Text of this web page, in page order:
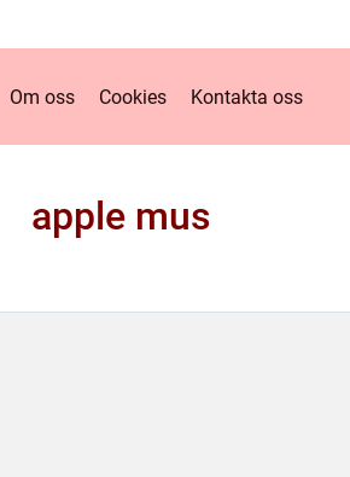
Om oss Cookies Kontakta oss
apple mus